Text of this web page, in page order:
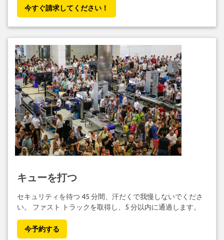
今すぐ請求してください！
キューを打つ
セキュリティを待つ 45 分間、汗だくで我慢しないでくださ
い。 ファスト トラックを取得し、5 分以内に通過します。
今予約する